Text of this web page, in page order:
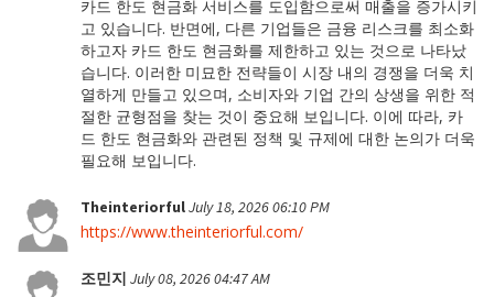
카드 한도 현금화 서비스를 도입함으로써 매출을 증가시키
고 있습니다. 반면에, 다른 기업들은 금융 리스크를 최소화
하고자 카드 한도 현금화를 제한하고 있는 것으로 나타났
습니다. 이러한 미묘한 전략들이 시장 내의 경쟁을 더욱 치
열하게 만들고 있으며, 소비자와 기업 간의 상생을 위한 적
절한 균형점을 찾는 것이 중요해 보입니다. 이에 따라, 카
드 한도 현금화와 관련된 정책 및 규제에 대한 논의가 더욱
필요해 보입니다.
TheinteriorfulJuly 18, 2026 06:10 PM
https://www.theinteriorful.com/
조민지 July 08, 2026 04:47 AM